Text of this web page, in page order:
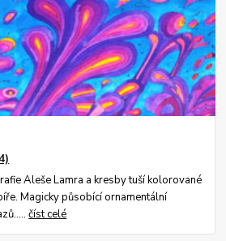
Aleše Lamra a kresby tuší kolorované
Magicky působící ornamentální
číst celé